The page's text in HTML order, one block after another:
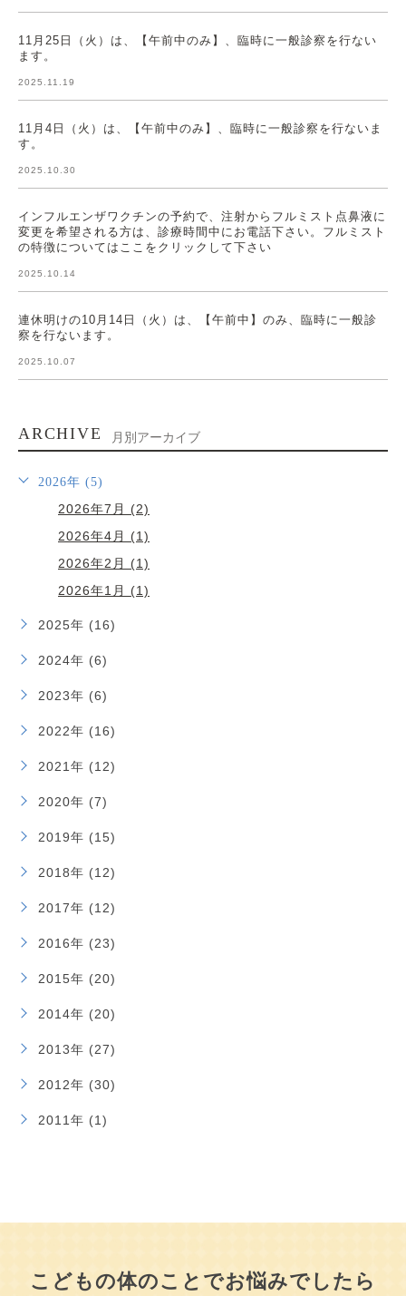
11月25日（火）は、【午前中のみ】、臨時に一般診察を行ない
ます。
2025.11.19
11月4日（火）は、【午前中のみ】、臨時に一般診察を行ないま
す。
2025.10.30
インフルエンザワクチンの予約で、注射からフルミスト点鼻液に
変更を希望される方は、診療時間中にお電話下さい。フルミスト
の特徴についてはここをクリックして下さい
2025.10.14
連休明けの10月14日（火）は、【午前中】のみ、臨時に一般診
察を行ないます。
2025.10.07
ARCHIVE 月別アーカイブ
2026年 (5)
2026年7月 (2)
2026年4月 (1)
2026年2月 (1)
2026年1月 (1)
2025年 (16)
2024年 (6)
2023年 (6)
2022年 (16)
2021年 (12)
2020年 (7)
2019年 (15)
2018年 (12)
2017年 (12)
2016年 (23)
2015年 (20)
2014年 (20)
2013年 (27)
2012年 (30)
2011年 (1)
こどもの体のことでお悩みでしたら